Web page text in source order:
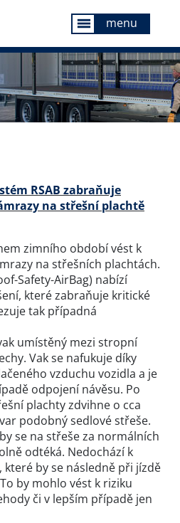
menu menu
RSAB zabraňuje
na střešní plachtě
zimního období vést k
na střešních plachtách.
Safety-AirBag) nabízí
které zabraňuje kritické
tak případná
umístěný mezi stropní
Vak se nafukuje díky
vzduchu vozidla a je
odpojení návěsu. Po
plachty zdvihne o cca
podobný sedlové střeše.
se na střeše za normálních
odtéká. Nedochází k
by se následně při jízdě
by mohlo vést k riziku
či v lepším případě jen